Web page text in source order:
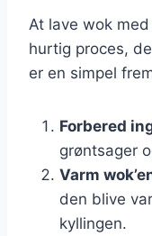
At lave wok
hurtig proces,
er en simpel
Forbered
grøntsager
Varm
den blive
kyllingen.